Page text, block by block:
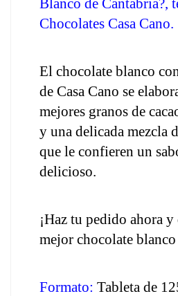
Blanco de Cantabria?,
Chocolates Casa Cano.
El chocolate blanco
de Casa Cano se
mejores granos de
y una delicada mezcla
que le confieren un
delicioso.
¡Haz tu pedido ahora
mejor chocolate
Formato: Tableta de